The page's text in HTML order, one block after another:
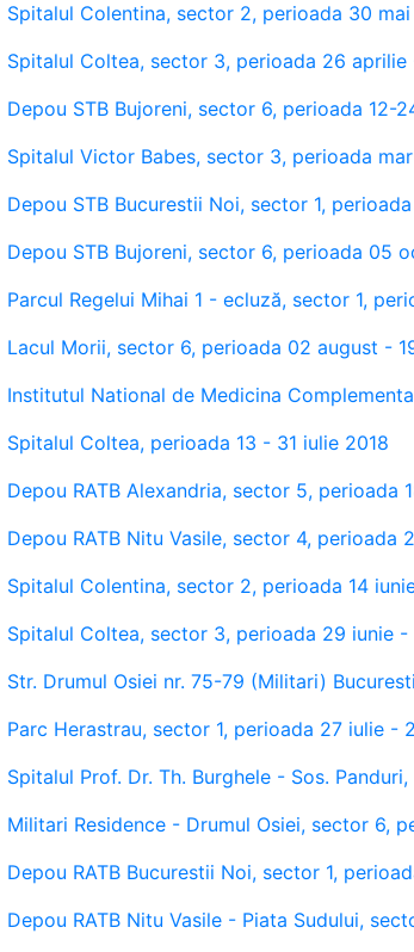
Spitalul Colentina, sector 2, perioada 30
Spitalul Coltea, sector 3, perioada 26 aprilie
Depou STB Bujoreni, sector 6, perioada 12-
Spitalul Victor Babes, sector 3, perioada
Depou STB Bucurestii Noi, sector 1,
Depou STB Bujoreni, sector 6, perioada 05
Parcul Regelui Mihai 1 - ecluză, sector 1,
Lacul Morii, sector 6, perioada 02 august -
Institutul National de Medicina
Spitalul Coltea, perioada 13 - 31 iulie 2018
Depou RATB Alexandria, sector 5, perioada
Depou RATB Nitu Vasile, sector 4, perioada
Spitalul Colentina, sector 2, perioada 14
Spitalul Coltea, sector 3, perioada 29 iunie -
Str. Drumul Osiei nr. 75-79 (Militari)
Parc Herastrau, sector 1, perioada 27 iulie -
Spitalul Prof. Dr. Th. Burghele - Sos.
Militari Residence - Drumul Osiei, sector 6,
Depou RATB Bucurestii Noi, sector 1,
Depou RATB Nitu Vasile - Piata Sudului,